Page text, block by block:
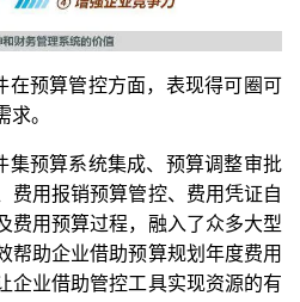
在预算管控方面，表现得可圈可
。
集预算系统集成、预算调整审批
费用报销预算管控、费用凭证自
费用预算过程，融入了众多大型
帮助企业借助预算规划年度费用
企业借助管控工具实现资源的有